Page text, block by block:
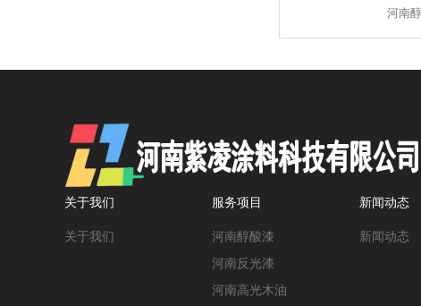
河南
关于我们
关于我们
服务项目
河南醇酸漆
河南反光漆
河南高光木油
新闻动态
新闻动态